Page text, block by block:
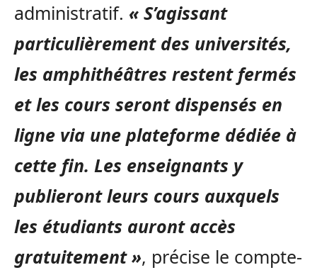
administratif. « S’agissant
particulièrement des universités,
les amphithéâtres restent fermés
et les cours seront dispensés en
ligne via une plateforme dédiée à
cette fin. Les enseignants y
publieront leurs cours auxquels
les étudiants auront accès
gratuitement », précise le compte-